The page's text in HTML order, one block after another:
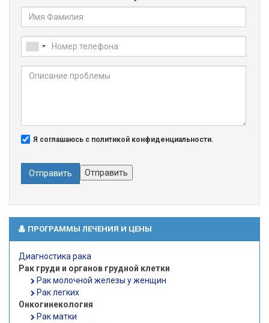
Я соглашаюсь с политикой конфиденциальности.
Отправить Отправить
ПРОГРАММЫ ЛЕЧЕНИЯ И ЦЕНЫ
Диагностика рака
Рак груди и органов грудной клетки
Рак молочной железы у женщин
Рак легких
Онкогинекология
Рак матки